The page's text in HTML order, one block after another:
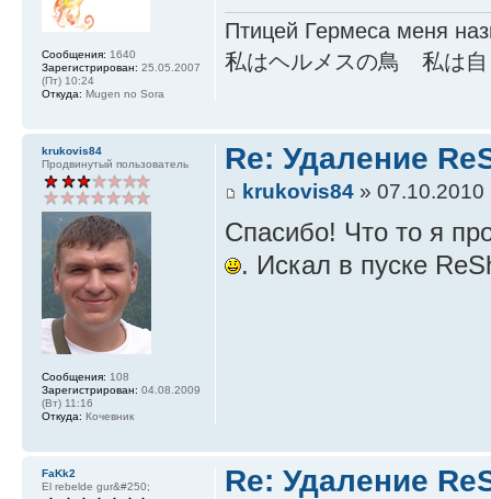
Сообщения: 1640
Зарегистрирован: 25.05.2007
(Пт) 10:24
Откуда: Mugen no Sora
Птицей Гермеса меня
私はヘルメスの鳥 私は
krukovis84
Продвинутый пользователь
Сообщения: 108
Зарегистрирован: 04.08.2009
(Вт) 11:16
Откуда: Кочевник
Re: Удаление
krukovis84» 07.10.2010
Спасибо! Что то я
. Искал в пуске
FaKk2
El rebelde gur&#250;
Re: Удаление